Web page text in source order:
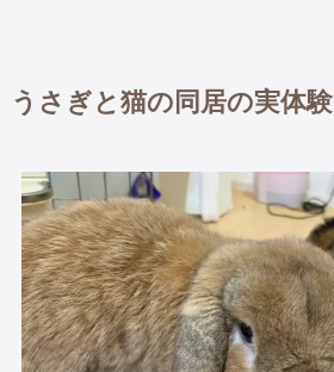
うさぎと猫の同居の実体験